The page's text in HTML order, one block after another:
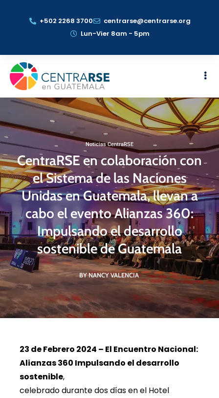
+502 2268 3700
centrarse@centrarse.org
Lun-Vier 8am - 5pm
Noticias CentraRSE
CentraRSE en colaboración con
el Sistema de las Naciones
Unidas en Guatemala, llevan a
cabo el evento Alianzas 360:
Impulsando el desarrollo
sostenible de Guatemala
BY NANCY VALENCIA
23 de Febrero 2024 – El Encuentro Nacional:
Alianzas 360 Impulsando el desarrollo
sostenible,
celebrado durante dos días en el Hotel